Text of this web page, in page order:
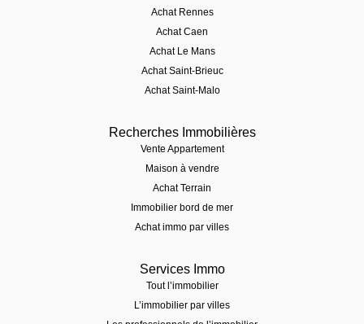
Achat Rennes
Achat Caen
Achat Le Mans
Achat Saint-Brieuc
Achat Saint-Malo
Recherches Immobilières
Vente Appartement
Maison à vendre
Achat Terrain
Immobilier bord de mer
Achat immo par villes
Services Immo
Tout l’immobilier
L’immobilier par villes